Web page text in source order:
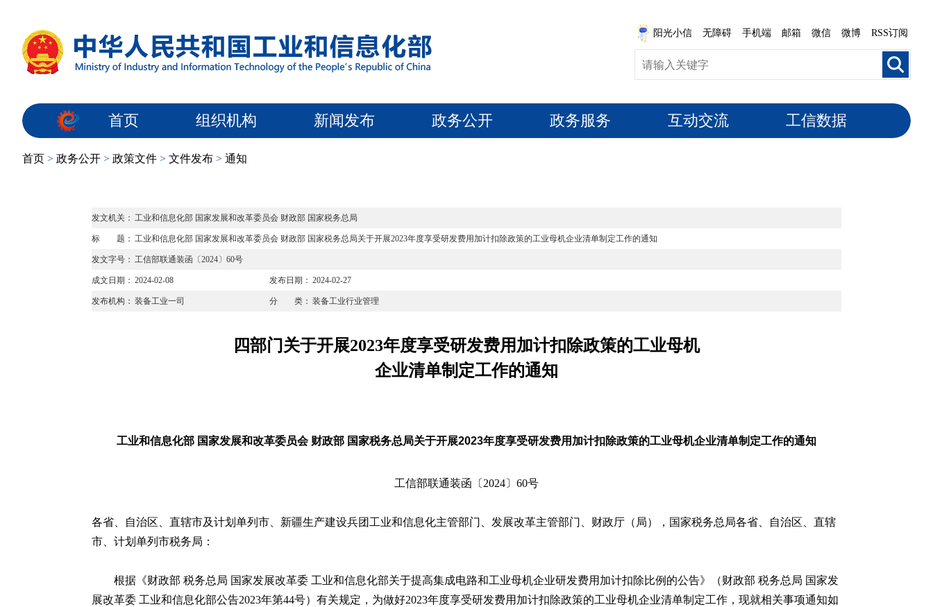
阳光小信 无障碍 手机端 邮箱 微信 微博 RSS订阅
首页 组织机构 新闻发布 政务公开 政务服务 互动交流 工信数据
首页 > 政务公开 > 政策文件 > 文件发布 > 通知
发文机关： 工业和信息化部 国家发展和改革委员会 财政部 国家税务总局
标 题： 工业和信息化部 国家发展和改革委员会 财政部 国家税务总局关于开展2023年度享受研发费用加计扣除政策的工业母机企业清单制定工作的通知
发文字号： 工信部联通装函〔2024〕60号
成文日期： 2024-02-08 发布日期： 2024-02-27
发布机构： 装备工业一司 分 类： 装备工业行业管理
四部门关于开展2023年度享受研发费用加计扣除政策的工业母机
企业清单制定工作的通知
工业和信息化部 国家发展和改革委员会 财政部 国家税务总局关于开展2023年度享受研发费用加计扣除政策的工业母机企业清单制定工作的通知
工信部联通装函〔2024〕60号
各省、自治区、直辖市及计划单列市、新疆生产建设兵团工业和信息化主管部门、发展改革主管部门、财政厅（局），国家税务总局各省、自治区、直辖
市、计划单列市税务局：
根据《财政部 税务总局 国家发展改革委 工业和信息化部关于提高集成电路和工业母机企业研发费用加计扣除比例的公告》（财政部 税务总局 国家发
展改革委 工业和信息化部公告2023年第44号）有关规定，为做好2023年度享受研发费用加计扣除政策的工业母机企业清单制定工作，现就相关事项通知如